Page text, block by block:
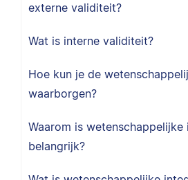
externe validiteit?
Wat is interne validiteit?
Hoe kun je de
waarborgen?
Waarom is
belangrijk?